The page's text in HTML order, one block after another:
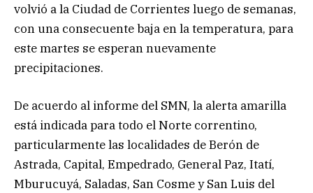
volvió a la Ciudad de Corrientes luego de semanas,
con una consecuente baja en la temperatura, para
este martes se esperan nuevamente
precipitaciones.
De acuerdo al informe del SMN, la alerta amarilla
está indicada para todo el Norte correntino,
particularmente las localidades de Berón de
Astrada, Capital, Empedrado, General Paz, Itatí,
Mburucuyá, Saladas, San Cosme y San Luis del